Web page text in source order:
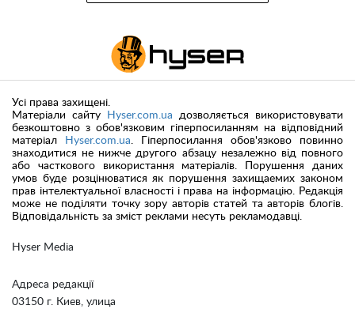
Hyser Media
Адреса редакції
03150 г. Киев, улица
Усі права захищені.
Матеріали сайту
Hyser.com.ua дозволяється використовувати
безкоштовно з обов'язковим гіперпосиланням на відповідний
матеріал
Hyser.com.ua. Гіперпосилання обов'язково повинно
знаходитися не нижче другого абзацу незалежно від повного
або часткового використання матеріалів. Порушення даних
умов буде розцінюватися як порушення захищаемих законом
прав інтелектуальної власності і права на інформацію. Редакція
може не поділяти точку зору авторів статей та авторів блогів.
Відповідальність за зміст реклами несуть рекламодавці.